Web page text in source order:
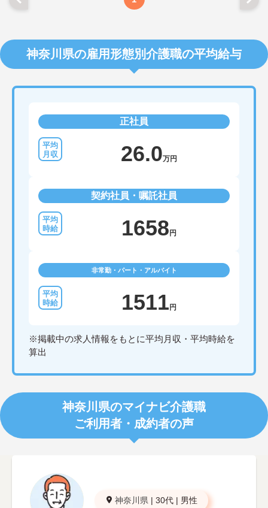
神奈川県の雇用形態別介護職の平均給与
正社員
26.0万円
契約社員・嘱託社員
1658 円
非常勤・パート・アルバイト
1511 円
※掲載中の求人情報をもとに平均月収・平均時給を
算出
神奈川県のマイナビ介護職
ご利用者・成約者の声
神奈川県 | 30代 | 男性